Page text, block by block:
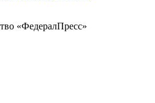
«ФедералПресс»